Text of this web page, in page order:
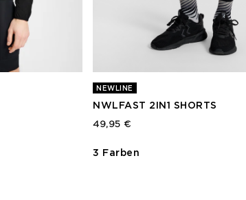
NEWLINE
NWLFAST 2IN1 SHORTS
49,95 €
3 Farben